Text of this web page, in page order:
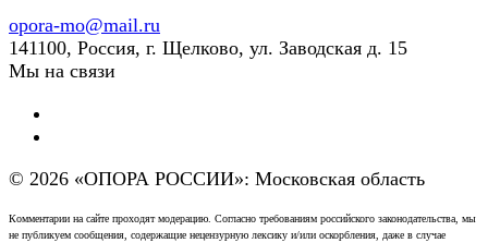
opora-mo@mail.ru
141100, Россия, г. Щелково, ул. Заводская д. 15
Мы на связи
© 2026 «ОПОРА РОССИИ»: Московская область
Комментарии на сайте проходят модерацию. Согласно требованиям российского законодательства, мы
не публикуем сообщения, содержащие нецензурную лексику и/или оскорбления, даже в случае